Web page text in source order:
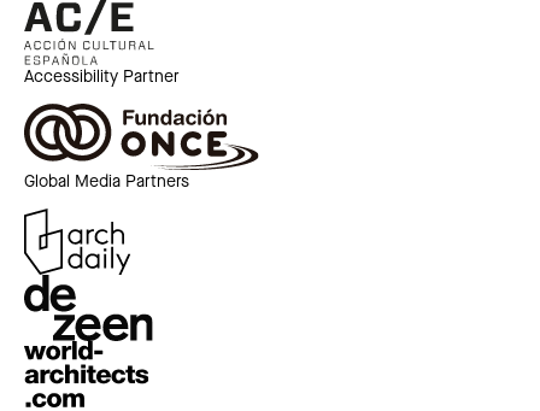
Accessibility Partner
Global Media Partners